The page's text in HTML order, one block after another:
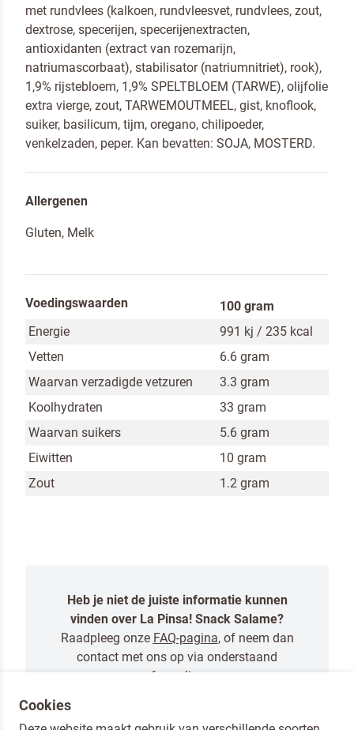
met rundvlees (kalkoen, rundvleesvet, rundvlees, zout,
dextrose, specerijen, specerijenextracten,
antioxidanten (extract van rozemarijn,
natriumascorbaat), stabilisator (natriumnitriet), rook),
1,9% rijstebloem, 1,9% SPELTBLOEM (TARWE), olijfolie
extra vierge, zout, TARWEMOUTMEEL, gist, knoflook,
suiker, basilicum, tijm, oregano, chilipoeder,
venkelzaden, peper. Kan bevatten: SOJA, MOSTERD.
Allergenen
Gluten, Melk
Voedingswaarden
100 gram
Energie
991 kj / 235 kcal
Vetten
6.6 gram
Waarvan verzadigde vetzuren
3.3 gram
Koolhydraten
33 gram
Waarvan suikers
5.6 gram
Eiwitten
10 gram
Zout
1.2 gram
Heb je niet de juiste informatie kunnen
vinden over La Pinsa! Snack Salame?
Raadpleeg onze FAQ-pagina, of neem dan
contact met ons op via onderstaand
formulier.
Om spam te bestrijden, selecteer hieronder de
afbeelding van deKwarktaart
Ik ben een horeca professional
van Dr. Oetker Professional
Door op versturen te klikken, ga je akkoord met onze voorwaarden.
Cookies